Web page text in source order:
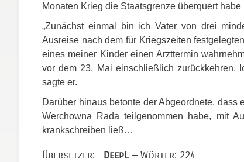
Monaten Krieg die Staatsgrenze überquert
„Zunächst einmal bin ich Vater von drei
Ausreise nach dem für Kriegszeiten
eines meiner Kinder einen Arzttermin
vor dem 23. Mai einschließlich zurückkehren.
sagte er.
Darüber hinaus betonte der Abgeordnete,
Werchowna Rada teilgenommen habe, mit
krankschreiben ließ…
Übersetzer: DeepL— Wörter: 224